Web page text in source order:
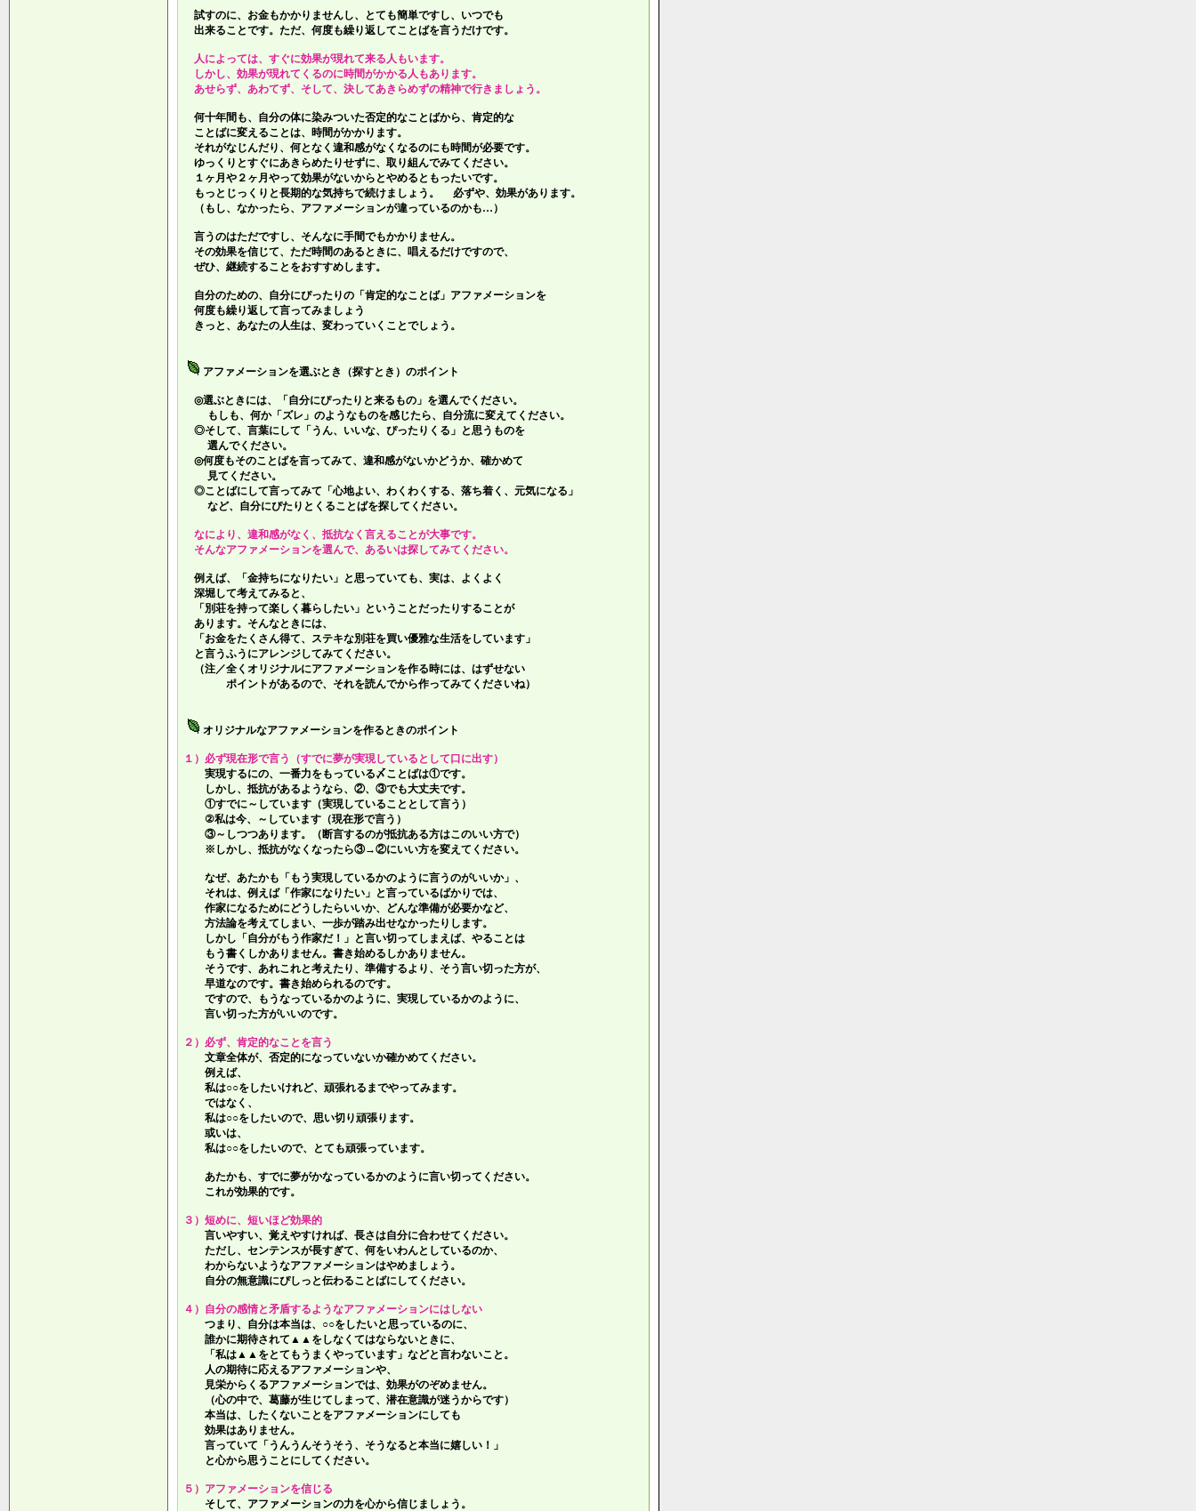
試すのに、お金もかかりませんし、とても簡単ですし、いつでも
出来ることです。ただ、何度も繰り返してことばを言うだけです。
人によっては、すぐに効果が現れて来る人もいます。
しかし、効果が現れてくるのに時間がかかる人もあります。
あせらず、あわてず、そして、決してあきらめずの精神で行きましょう。
何十年間も、自分の体に染みついた否定的なことばから、肯定的な
ことばに変えることは、時間がかかります。
それがなじんだり、何となく違和感がなくなるのにも時間が必要です。
ゆっくりとすぐにあきらめたりせずに、取り組んでみてください。
１ヶ月や２ヶ月やって効果がないからとやめるともったいです。
もっとじっくりと長期的な気持ちで続けましょう。 必ずや、効果があります。
（もし、なかったら、アファメーションが違っているのかも…）
言うのはただですし、そんなに手間でもかかりません。
その効果を信じて、ただ時間のあるときに、唱えるだけですので、
ぜひ、継続することをおすすめします。
自分のための、自分にぴったりの「肯定的なことば」アファメーションを
何度も繰り返して言ってみましょう
きっと、あなたの人生は、変わっていくことでしょう。
アファメーションを選ぶとき（探すとき）のポイント
◎選ぶときには、「自分にぴったりと来るもの」を選んでください。
もしも、何か「ズレ」のようなものを感じたら、自分流に変えてください。
◎そして、言葉にして「うん、いいな、ぴったりくる」と思うものを
選んでください。
◎何度もそのことばを言ってみて、違和感がないかどうか、確かめて
見てください。
◎ことばにして言ってみて「心地よい、わくわくする、落ち着く、元気になる」
など、自分にぴたりとくることばを探してください。
なにより、違和感がなく、抵抗なく言えることが大事です。
そんなアファメーションを選んで、あるいは探してみてください。
例えば、「金持ちになりたい」と思っていても、実は、よくよく
深堀して考えてみると、
「別荘を持って楽しく暮らしたい」ということだったりすることが
あります。そんなときには、
「お金をたくさん得て、ステキな別荘を買い優雅な生活をしています」
と言うふうにアレンジしてみてください。
（注／全くオリジナルにアファメーションを作る時には、はずせない
ポイントがあるので、それを読んでから作ってみてくださいね）
オリジナルなアファメーションを作るときのポイント
１）必ず現在形で言う（すでに夢が実現しているとして口に出す）
実現するにの、一番力をもっている〆ことばは①です。
しかし、抵抗があるようなら、②、③でも大丈夫です。
①すでに～しています（実現していることとして言う）
②私は今、～しています（現在形で言う）
③～しつつあります。（断言するのが抵抗ある方はこのいい方で）
※しかし、抵抗がなくなったら③→②にいい方を変えてください。
なぜ、あたかも「もう実現しているかのように言うのがいいか」、
それは、例えば「作家になりたい」と言っているばかりでは、
作家になるためにどうしたらいいか、どんな準備が必要かなど、
方法論を考えてしまい、一歩が踏み出せなかったりします。
しかし「自分がもう作家だ！」と言い切ってしまえば、やることは
もう書くしかありません。書き始めるしかありません。
そうです、あれこれと考えたり、準備するより、そう言い切った方が、
早道なのです。書き始められるのです。
ですので、もうなっているかのように、実現しているかのように、
言い切った方がいいのです。
２）必ず、肯定的なことを言う
文章全体が、否定的になっていないか確かめてください。
例えば、
私は○○をしたいけれど、頑張れるまでやってみます。
ではなく、
私は○○をしたいので、思い切り頑張ります。
或いは、
私は○○をしたいので、とても頑張っています。
あたかも、すでに夢がかなっているかのように言い切ってください。
これが効果的です。
３）短めに、短いほど効果的
言いやすい、覚えやすければ、長さは自分に合わせてください。
ただし、センテンスが長すぎて、何をいわんとしているのか、
わからないようなアファメーションはやめましょう。
自分の無意識にぴしっと伝わることばにしてください。
４）自分の感情と矛盾するようなアファメーションにはしない
つまり、自分は本当は、○○をしたいと思っているのに、
誰かに期待されて▲▲をしなくてはならないときに、
「私は▲▲をとてもうまくやっています」などと言わないこと。
人の期待に応えるアファメーションや、
見栄からくるアファメーションでは、効果がのぞめません。
（心の中で、葛藤が生じてしまって、潜在意識が迷うからです）
本当は、したくないことをアファメーションにしても
効果はありません。
言っていて 「うんうんそうそう、そうなると本当に嬉しい！」
と心から思うことにしてください。
５）アファメーションを信じる
そして、アファメーションの力を心から信じましょう。